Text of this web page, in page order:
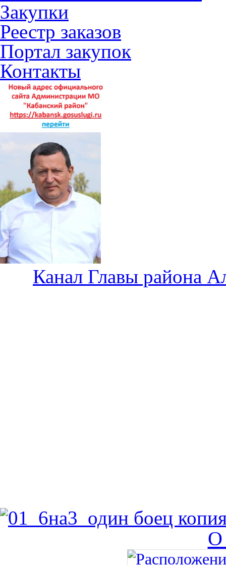
Закупки
Реестр заказов
Портал закупок
Контакты
Канал Главы района
О